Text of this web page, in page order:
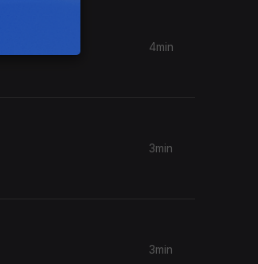
4min
3min
3min